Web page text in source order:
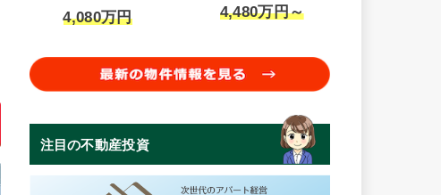
4,080万円 4,480万円～
注目の不動産投資